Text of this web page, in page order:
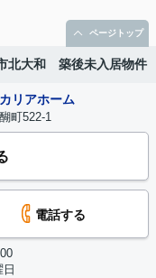
北大和 築後未入居物件
リアホーム
町522-1
電話する
ページトップ